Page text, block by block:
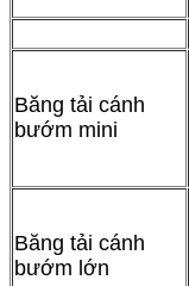
Băng tải cánh
bướm mini
Băng tải cánh
bướm lớn